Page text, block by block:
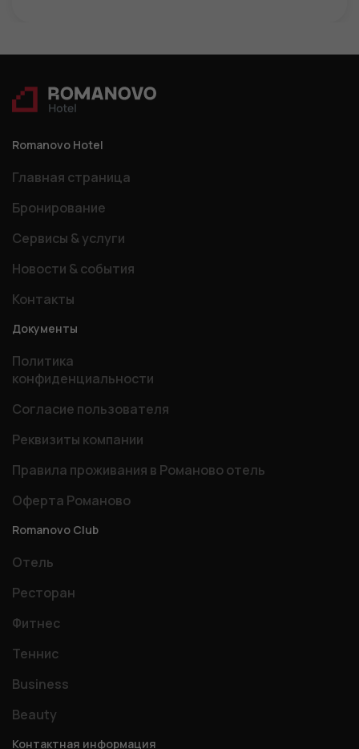
Romanovo Hotel
Главная страница
Бронирование
Сервисы & услуги
Новости & события
Контакты
Документы
Политика
конфиденциальности
Согласие пользователя
Реквизиты компании
Правила проживания в Романово отель
Оферта Романово
Romanovo Club
Отель
Ресторан
Фитнес
Теннис
Business
Beauty
Контактная информация